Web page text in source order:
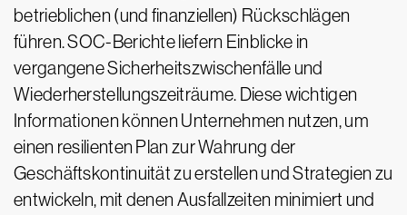
betrieblichen (und finanziellen) Rückschlägen
führen. SOC-Berichte liefern Einblicke in
vergangene Sicherheitszwischenfälle und
Wiederherstellungszeiträume. Diese wichtigen
Informationen können Unternehmen nutzen, um
einen resilienten Plan zur Wahrung der
Geschäftskontinuität zu erstellen und Strategien zu
entwickeln, mit denen Ausfallzeiten minimiert und